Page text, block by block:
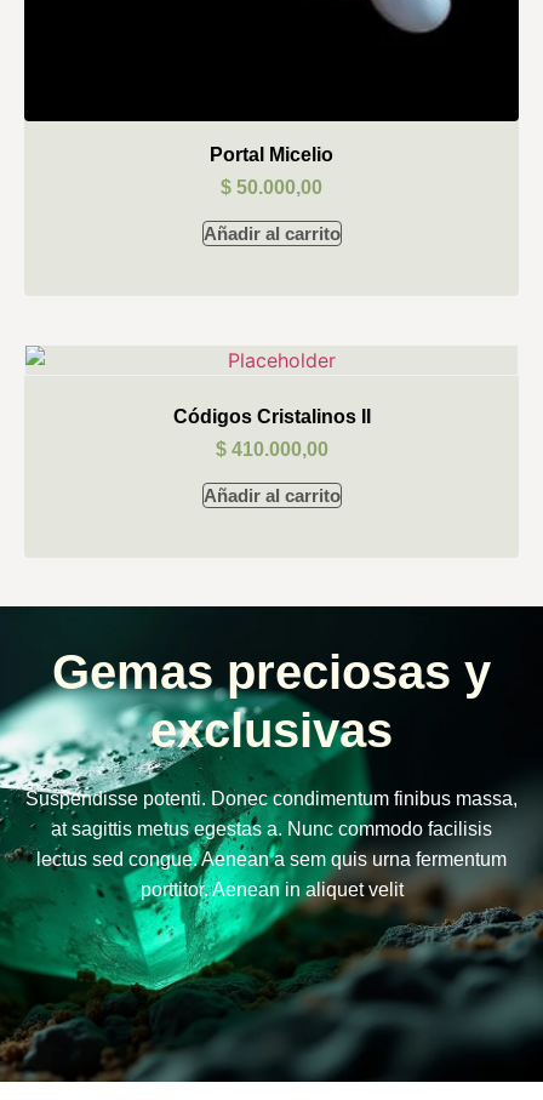
Portal Micelio
$ 50.000,00
Añadir al carrito
Códigos Cristalinos II
$410.000,00
Añadir al carrito
Gemas preciosas y
exclusivas
Suspendisse potenti. Donec condimentum finibus massa,
at sagittis metus egestas a. Nunc commodo facilisis
lectus sed congue. Aenean a sem quis urna fermentum
porttitor. Aenean in aliquet velit